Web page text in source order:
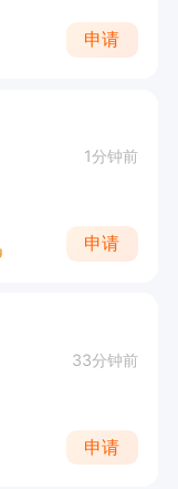
申请
1分钟前
申请
33分钟前
申请